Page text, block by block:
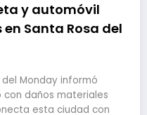
y automóvil
Santa Rosa del
del Monday informó
daños materiales
esta ciudad con